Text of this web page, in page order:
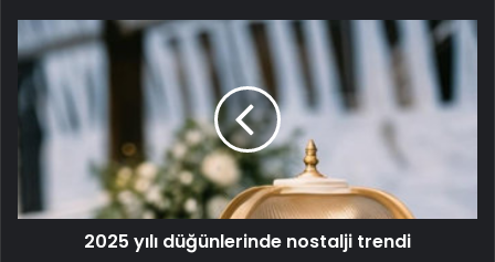
2025
yılı
düğünlerinde
nostalji
trendi
2025 yılı düğünlerinde nostalji trendi